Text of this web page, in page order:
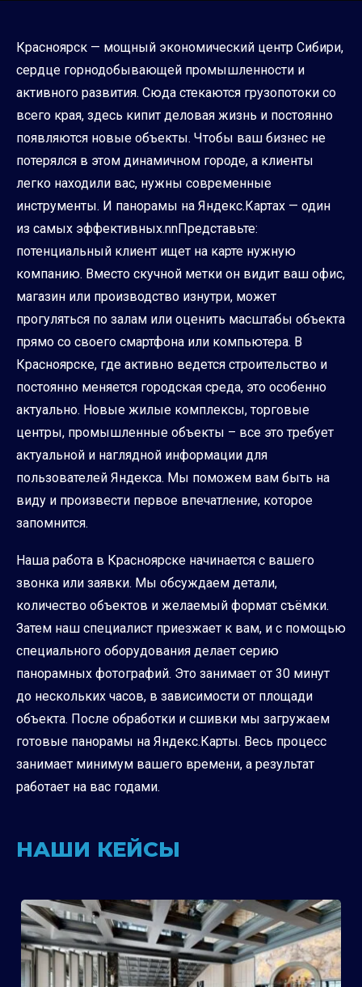
Красноярск — мощный экономический центр Сибири,
сердце горнодобывающей промышленности и
активного развития. Сюда стекаются грузопотоки со
всего края, здесь кипит деловая жизнь и постоянно
появляются новые объекты. Чтобы ваш бизнес не
потерялся в этом динамичном городе, а клиенты
легко находили вас, нужны современные
инструменты. И панорамы на Яндекс.Картах — один
из самых эффективных.nnПредставьте:
потенциальный клиент ищет на карте нужную
компанию. Вместо скучной метки он видит ваш офис,
магазин или производство изнутри, может
прогуляться по залам или оценить масштабы объекта
прямо со своего смартфона или компьютера. В
Красноярске, где активно ведется строительство и
постоянно меняется городская среда, это особенно
актуально. Новые жилые комплексы, торговые
центры, промышленные объекты – все это требует
актуальной и наглядной информации для
пользователей Яндекса. Мы поможем вам быть на
виду и произвести первое впечатление, которое
запомнится.
Наша работа в Красноярске начинается с вашего
звонка или заявки. Мы обсуждаем детали,
количество объектов и желаемый формат съёмки.
Затем наш специалист приезжает к вам, и с помощью
специального оборудования делает серию
панорамных фотографий. Это занимает от 30 минут
до нескольких часов, в зависимости от площади
объекта. После обработки и сшивки мы загружаем
готовые панорамы на Яндекс.Карты. Весь процесс
занимает минимум вашего времени, а результат
работает на вас годами.
НАШИ КЕЙСЫ